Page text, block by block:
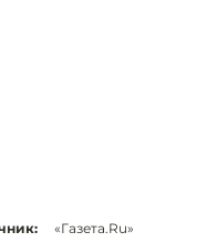
«Газета.Ru»